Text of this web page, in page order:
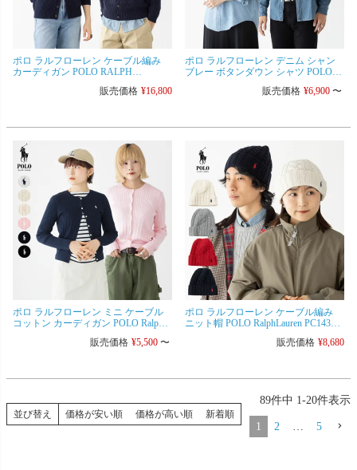
ポロ ラルフローレン ケーブル編み
カーディガン POLO RALPH
販売価格 ¥16,800
ポロ ラルフローレン デニム シャン
ブレー ボタンダウン シャツ POLO
レディース＆メンズ対応
販売価格 ¥6,900 〜
ポロ ラルフローレン ミニ ケーブル
コットン カーディガン POLO Ralph
販売価格 ¥5,500 〜
ポロ ラルフローレン ケーブル編み
ニット帽 POLO RalphLauren PC1432
販売価格 ¥8,680
並び替え 価格が安い順 価格が高い順 新着順
89件中 1-20件表示
1 2 5